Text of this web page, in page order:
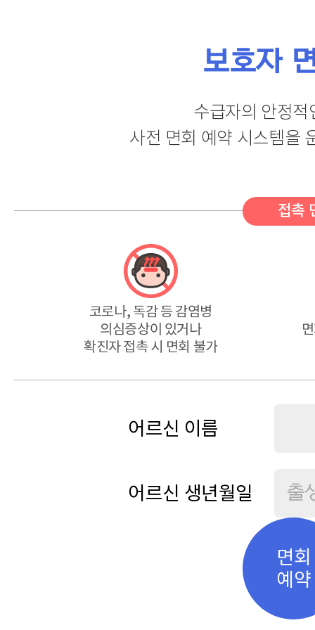
보호자
수급자의 안정
사전 면회 예약 시스템을
접촉
코로나, 독감 등 감염병
의심증상이 있거나
확진자 접촉 시 면회 불가
어르신 이름
어르신 생년월일
면회
예약